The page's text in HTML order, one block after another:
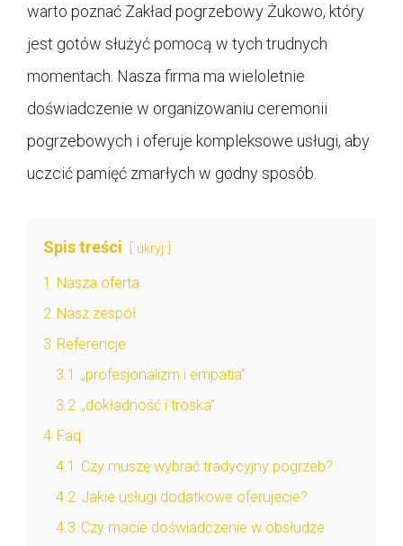
warto poznać Zakład pogrzebowy Żukowo, który
jest gotów służyć pomocą w tych trudnych
momentach. Nasza firma ma wieloletnie
doświadczenie w organizowaniu ceremonii
pogrzebowych i oferuje kompleksowe usługi, aby
uczcić pamięć zmarłych w godny sposób.
Spis treści ukryj
1 Nasza oferta
2 Nasz zespół
3 Referencje
3.1 „profesjonalizm i empatia”
3.2 „dokładność i troska”
4 Faq
4.1 Czy muszę wybrać tradycyjny pogrzeb?
4.2 Jakie usługi dodatkowe oferujecie?
4.3 Czy macie doświadczenie w obsłudze